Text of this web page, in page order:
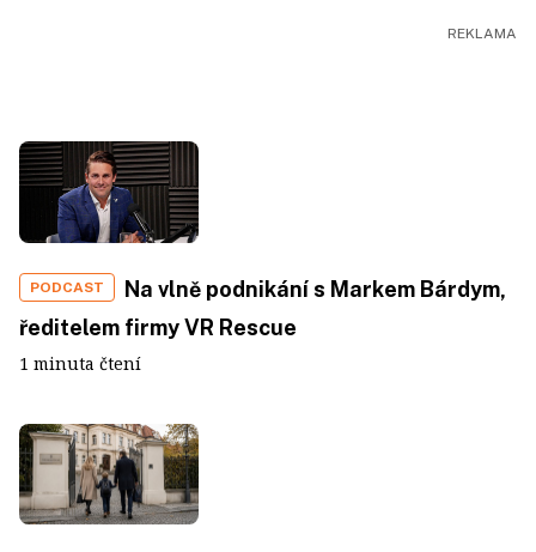
PODCAST
Na vlně podnikání s Markem Bárdym,
ředitelem firmy VR Rescue
1 minuta čtení